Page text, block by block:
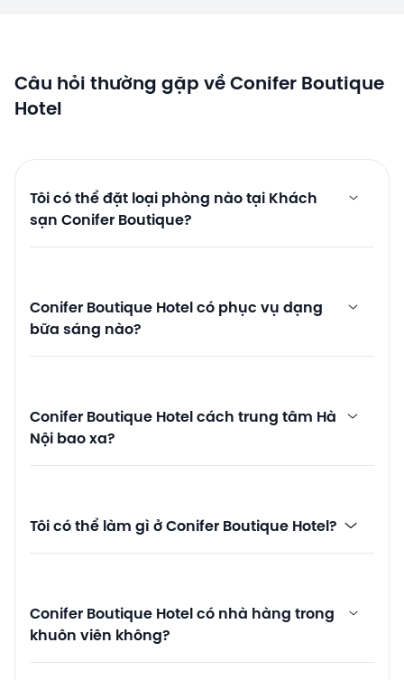
Câu hỏi thường gặp về Conifer Boutique
Hotel
Tôi có thể đặt loại phòng nào tại Khách
sạn Conifer Boutique?
Conifer Boutique Hotel có phục vụ dạng
bữa sáng nào?
Conifer Boutique Hotel cách trung tâm Hà
Nội bao xa?
Tôi có thể làm gì ở Conifer Boutique Hotel?
Conifer Boutique Hotel có nhà hàng trong
khuôn viên không?